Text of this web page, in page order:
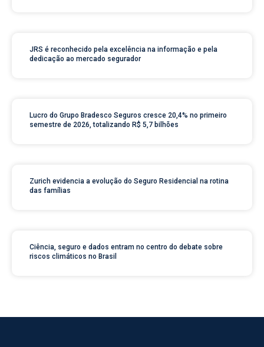
JRS é reconhecido pela excelência na informação e pela
dedicação ao mercado segurador
Lucro do Grupo Bradesco Seguros cresce 20,4% no primeiro
semestre de 2026, totalizando R$ 5,7 bilhões
Zurich evidencia a evolução do Seguro Residencial na rotina
das famílias
Ciência, seguro e dados entram no centro do debate sobre
riscos climáticos no Brasil